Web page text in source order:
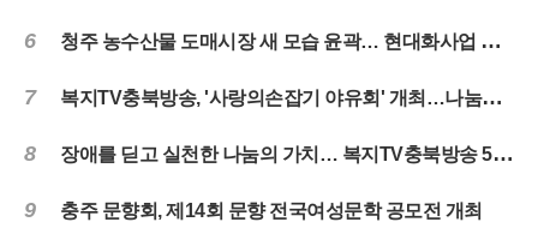
6 청주 농수산물 도매시장 새 모습 윤곽… 현대화사업 순항
7 복지TV충북방송, '사랑의손잡기 야유회' 개최…나눔과 화합의 시간 마련
8 장애를 딛고 실천한 나눔의 가치… 복지TV충북방송 5년 떡나눔 마무리
9 충주 문향회, 제14회 문향 전국여성문학 공모전 개최